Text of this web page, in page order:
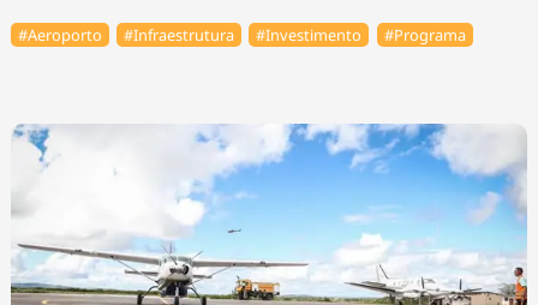
#Aeroporto #Infraestrutura #Investimento #Programa